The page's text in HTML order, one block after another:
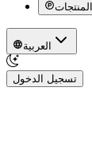
المنتجات
العربية
تسجيل الدخول